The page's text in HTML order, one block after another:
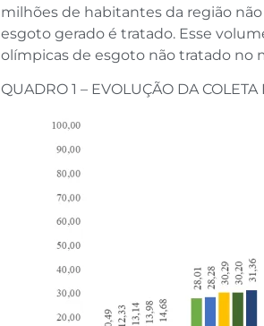
milhões de habitantes da região
esgoto gerado é tratado. Esse
olímpicas de esgoto não tratado no
QUADRO 1 – EVOLUÇÃO DA